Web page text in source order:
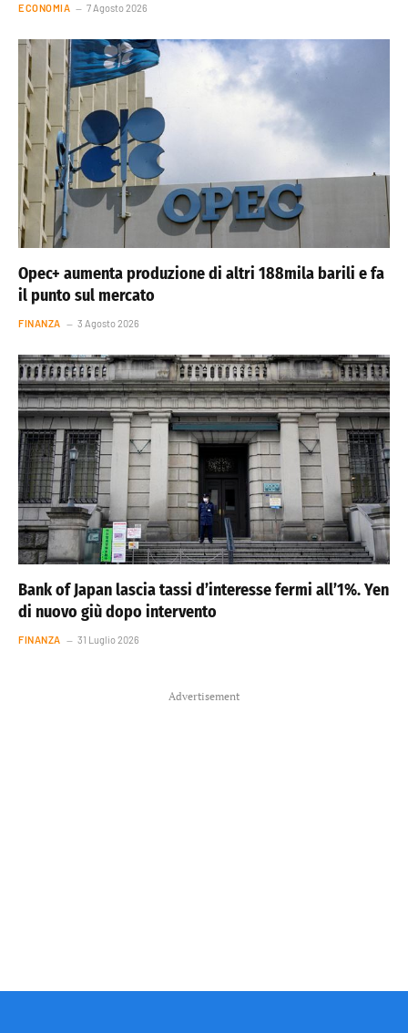
ECONOMIA 7 Agosto 2026
Opec+ aumenta produzione di altri 188mila barili e fa
il punto sul mercato
FINANZA 3 Agosto 2026
Bank of Japan lascia tassi d’interesse fermi all’1%. Yen
di nuovo giù dopo intervento
FINANZA 31 Luglio 2026
Advertisement